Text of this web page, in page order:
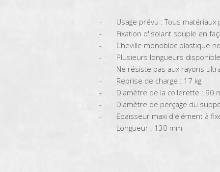
Usage prévu : Tous
Fixation d'isolant souple en
Cheville monobloc plastique
Plusieurs longueurs
Ne résiste pas aux rayons
Reprise de charge : 17 kg
Diamètre de la collerette : 90
Diamètre de perçage du
Epaisseur maxi d'élément à
Longueur : 130 mm